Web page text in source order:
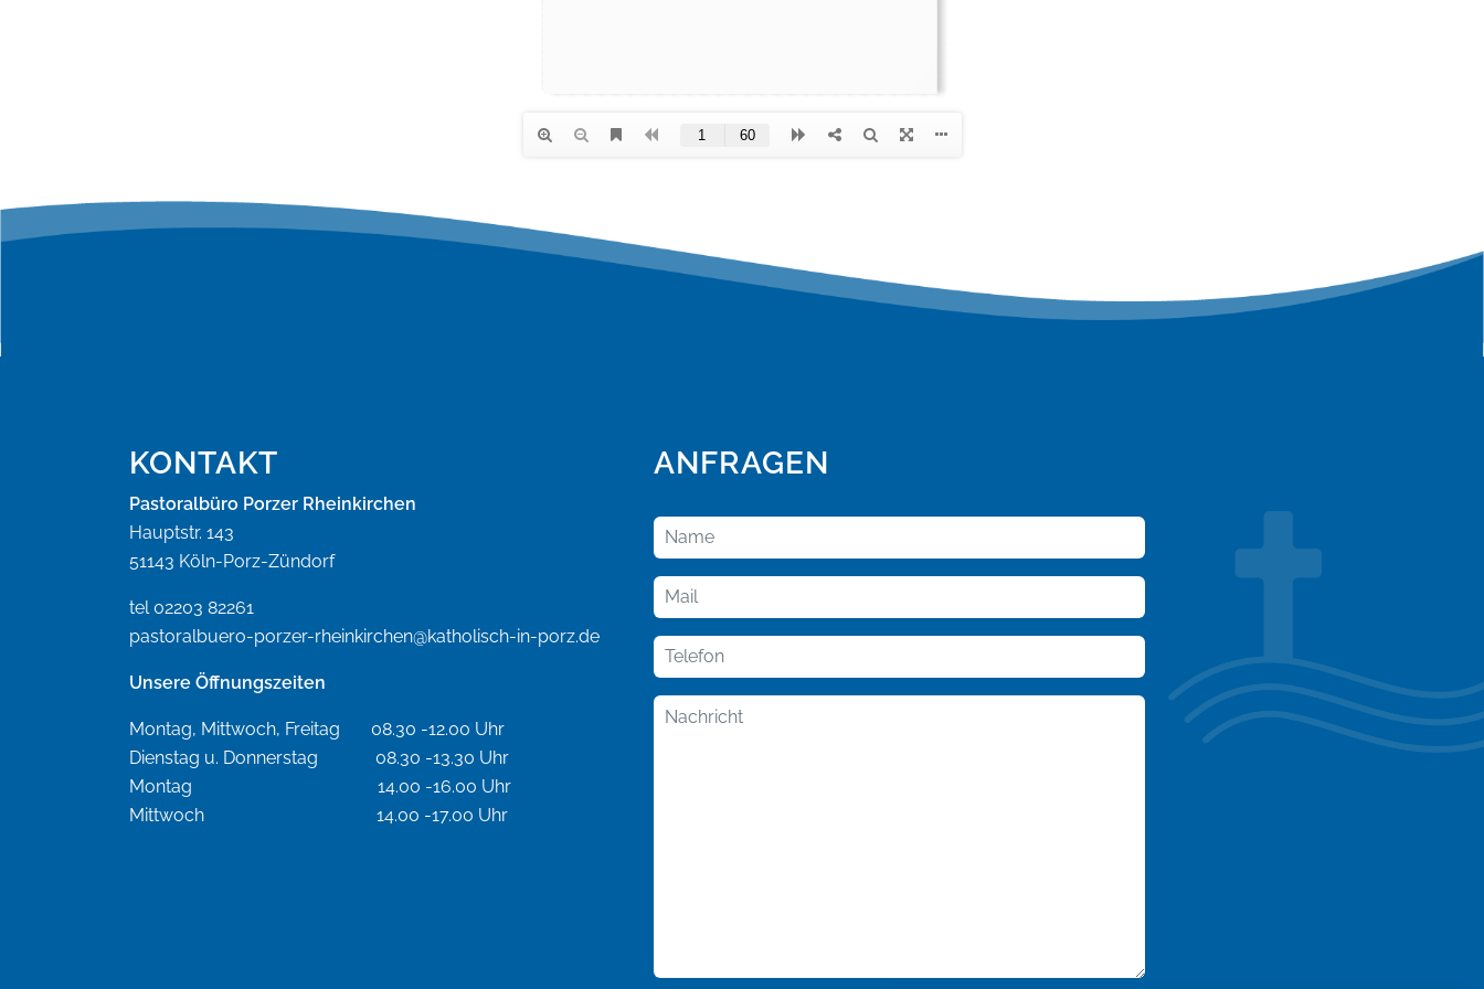
KONTAKT
Pastoralbüro Porzer Rheinkirchen
Hauptstr. 143
51143 Köln-Porz-Zündorf
tel 02203 82261
pastoralbuero-porzer-rheinkirchen@katholisch-in-porz.de
Unsere Öffnungszeiten
Montag, Mittwoch, Freitag 08.30 -12.00 Uhr
Dienstag u. Donnerstag 08.30 -13.30 Uhr
Montag 14.00 -16.00 Uhr
Mittwoch 14.00 -17.00 Uhr
ANFRAGEN